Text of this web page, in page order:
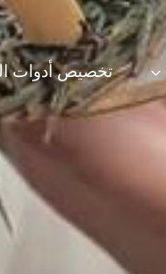
تخصيص أدوات